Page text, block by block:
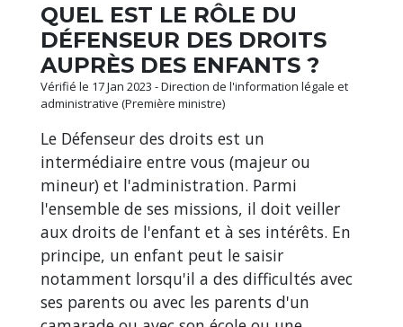
QUEL EST LE RÔLE DU
DÉFENSEUR DES DROITS
AUPRÈS DES ENFANTS ?
Vérifié le 17 Jan 2023 - Direction de l'information légale et
administrative (Première ministre)
Le Défenseur des droits est un
intermédiaire entre vous (majeur ou
mineur) et l'administration. Parmi
l'ensemble de ses missions, il doit veiller
aux droits de l'enfant et à ses intérêts. En
principe, un enfant peut le saisir
notamment lorsqu'il a des difficultés avec
ses parents ou avec les parents d'un